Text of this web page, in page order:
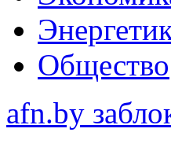
Общество
afn.by